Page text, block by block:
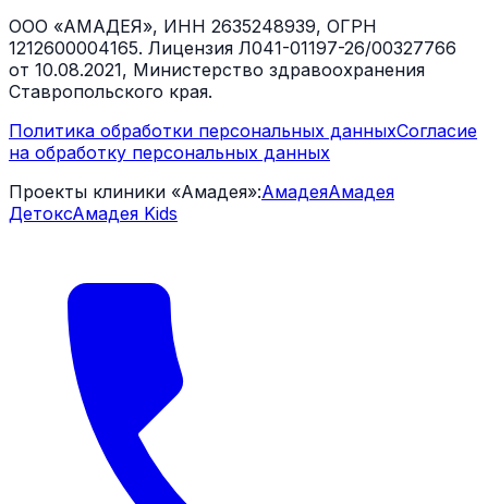
ООО «АМАДЕЯ», ИНН 2635248939, ОГРН
1212600004165. Лицензия Л041-01197-26/00327766
от 10.08.2021, Министерство здравоохранения
Ставропольского края.
Политика обработки персональных данныхСогласие
на обработку персональных данных
Проекты клиники «Амадея»:АмадеяАмадея
ДетоксАмадея Kids